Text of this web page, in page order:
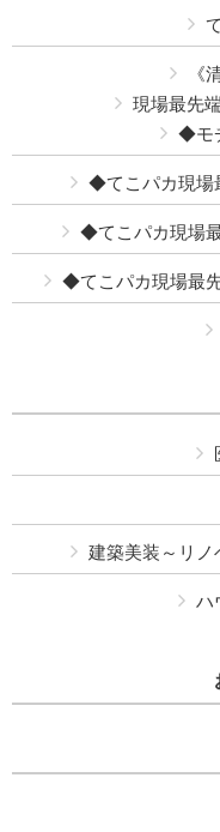
《
現場最先
◆モ
◆てこパカ現場
◆てこパカ現場
◆てこパカ現場最
建築美装～リ
ハ